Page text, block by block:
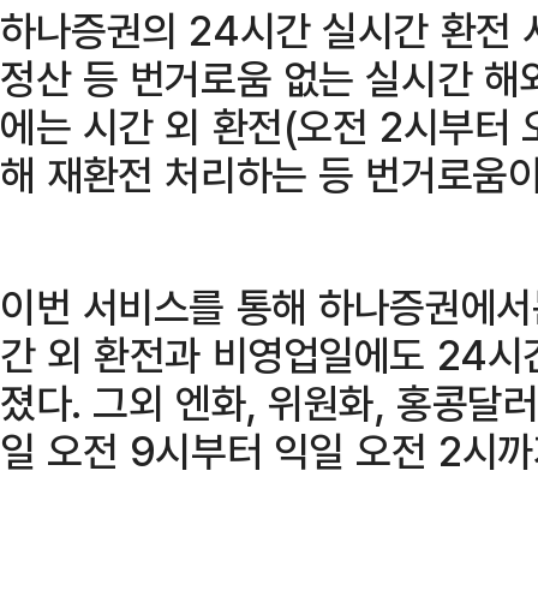
하나증권의 24시간 실시간 환전
정산 등 번거로움 없는 실시간
에는 시간 외 환전(오전 2시부터
해 재환전 처리하는 등 번거로움
이번 서비스를 통해 하나증권에
간 외 환전과 비영업일에도 24
졌다. 그외 엔화, 위원화, 홍콩달
일 오전 9시부터 익일 오전 2시